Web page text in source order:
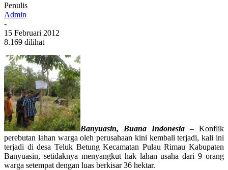
Penulis
Admin
-
15 Februari 2012
8.169 dilihat
Banyuasin, Buana Indonesia – Konflik
perebutan lahan warga oleh perusahaan kini kembali terjadi, kali ini
terjadi di desa Teluk Betung Kecamatan Pulau Rimau Kabupaten
Banyuasin, setidaknya menyangkut hak lahan usaha dari 9 orang
warga setempat dengan luas berkisar 36 hektar.